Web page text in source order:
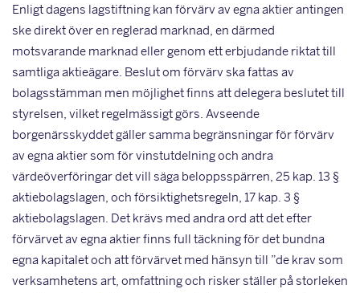
Enligt dagens lagstiftning kan förvärv av egna aktier antingen
ske direkt över en reglerad marknad, en därmed
motsvarande marknad eller genom ett erbjudande riktat till
samtliga ak­tieägare. Beslut om förvärv ska fattas av
bolagsstämman men möjlighet finns att delegera beslutet till
styrelsen, vilket regelmässigt görs. Avseende
borgenärsskyddet gäller samma be­gränsningar för förvärv
av egna aktier som för vinstutdelning och andra
värdeöverföringar det vill säga beloppsspärren, 25 kap. 13 §
aktiebolagslagen, och försiktighetsregeln, 17 kap. 3 §
aktiebolagslagen. Det krävs med andra ord att det efter
förvärvet av egna aktier finns full täckning för det bundna
egna kapitalet och att förvärvet med hänsyn till ”de krav som
verk­samhetens art, omfattning och risker ställer på storleken